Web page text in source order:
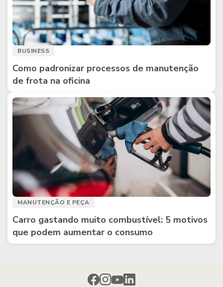
BUSINESS
Como padronizar processos de manutenção
de frota na oficina
MANUTENÇÃO E PEÇA
Carro gastando muito combustível: 5 motivos
que podem aumentar o consumo